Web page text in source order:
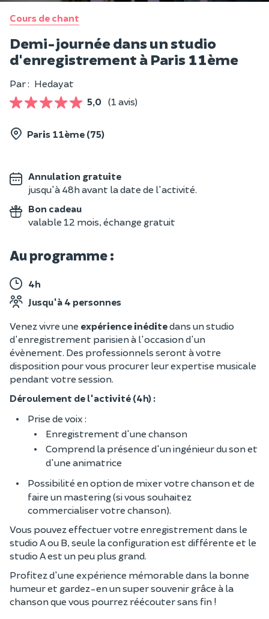
Cours de chant
Demi-journée dans un studio
d'enregistrement à Paris 11ème
Par : Hedayat
5,0 (1 avis)
Paris 11ème (75)
Annulation gratuite
jusqu'à 48h avant la date de l'activité.
Bon cadeau
valable 12 mois, échange gratuit
Au programme :
4h
Jusqu'à 4 personnes
Venez vivre une expérience inéditedans un studio
d'enregistrement parisien à l'occasion d'un
évènement. Des professionnels seront à votre
disposition pour vous procurer leur expertise musicale
pendant votre session.
Déroulement de l'activité (4h) :
Prise de voix :
Enregistrement d'une chanson
Comprend la présence d'un ingénieur du son et
d'une animatrice
Possibilité en option de mixer votre chanson et de
faire un mastering (si vous souhaitez
commercialiser votre chanson).
Vous pouvez effectuer votre enregistrement dans le
studio A ou B, seule la configuration est différente et le
studio A est un peu plus grand.
Profitez d'une expérience mémorable dans la bonne
humeur et gardez-en un super souvenir grâce à la
chanson que vous pourrez réécouter sans fin !